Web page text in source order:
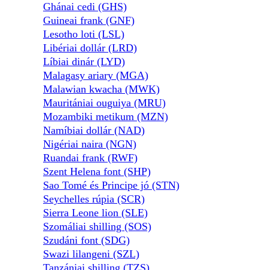
Ghánai cedi (GHS)
Guineai frank (GNF)
Lesotho loti (LSL)
Libériai dollár (LRD)
Líbiai dinár (LYD)
Malagasy ariary (MGA)
Malawian kwacha (MWK)
Mauritániai ouguiya (MRU)
Mozambiki metikum (MZN)
Namíbiai dollár (NAD)
Nigériai naira (NGN)
Ruandai frank (RWF)
Szent Helena font (SHP)
Sao Tomé és Principe jó (STN)
Seychelles rúpia (SCR)
Sierra Leone lion (SLE)
Szomáliai shilling (SOS)
Szudáni font (SDG)
Swazi lilangeni (SZL)